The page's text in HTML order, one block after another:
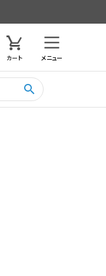
カート メニュー
search